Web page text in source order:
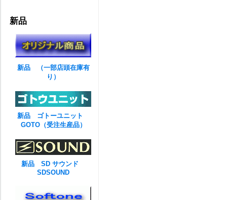
新品
新品 （一部店頭在庫有
り）
新品 ゴトーユニット
GOTO（受注生産品）
新品 SD サウンド
SDSOUND